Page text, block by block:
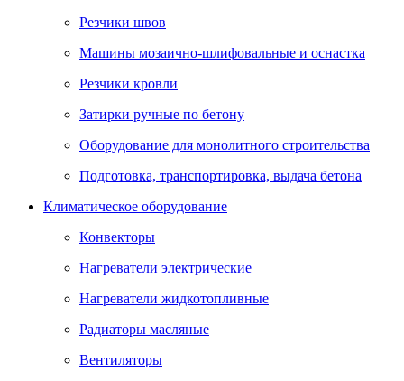
Резчики швов
Машины мозаично-шлифовальные и оснастка
Резчики кровли
Затирки ручные по бетону
Оборудование для монолитного строительства
Подготовка, транспортировка, выдача бетона
Климатическое оборудование
Конвекторы
Нагреватели электрические
Нагреватели жидкотопливные
Радиаторы масляные
Вентиляторы